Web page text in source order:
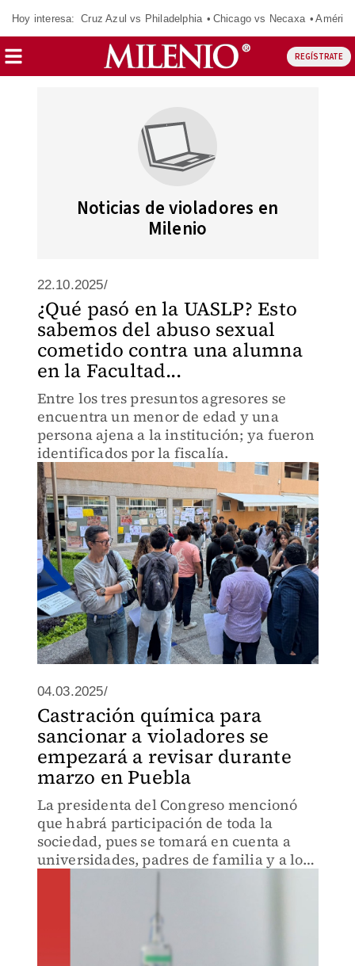
Hoy interesa: Cruz Azul vs Philadelphia Chicago vs Necaxa
REGÍSTRATE
Noticias de violadores en
Milenio
22.10.2025/
¿Qué pasó en la UASLP? Esto
sabemos del abuso sexual
cometido contra una alumna
en la Facultad...
Entre los tres presuntos agresores se
encuentra un menor de edad y una
persona ajena a la institución; ya fueron
identificados por la fiscalía.
04.03.2025/
Castración química para
sancionar a violadores se
empezará a revisar durante
marzo en Puebla
La presidenta del Congreso mencionó
que habrá participación de toda la
sociedad, pues se tomará en cuenta a
universidades, padres de familia y a los
diferentes colectivos de la sociedad civil.